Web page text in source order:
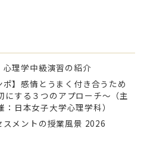
心理学中級演習の紹介
ポ】感情とうまく付き合うため
にする３つのアプローチ～（主
日本女子大学心理学科）
スメントの授業風景 2026